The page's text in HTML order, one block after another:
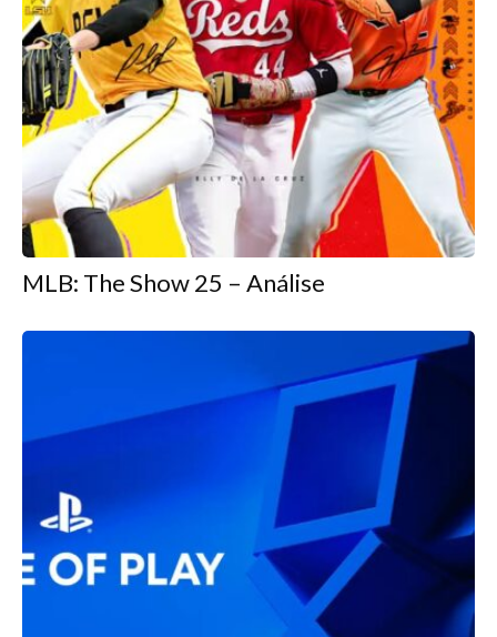
MLB: The Show 25 – Análise